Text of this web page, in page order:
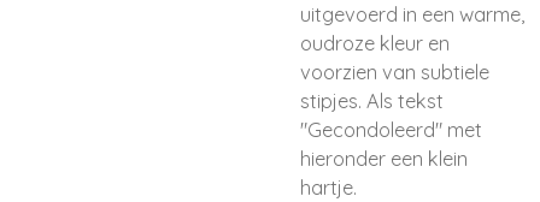
uitgevoerd in een warme,
oudroze kleur en
voorzien van subtiele
stipjes. Als tekst
"Gecondoleerd" met
hieronder een klein
hartje.